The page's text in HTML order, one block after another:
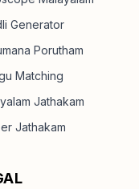
Generator
Porutham
Matching
Jathakam
Jathakam